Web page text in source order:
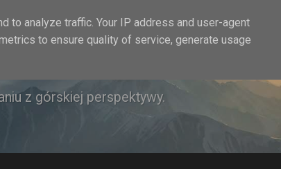
Rock&Run
z górskiej perspektywy.
analyze traffic. Your IP address and user-agent
to ensure quality of service, generate usage